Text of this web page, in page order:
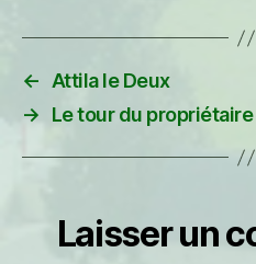
←
Attila le Deux
→
Le tour du
Laisser un